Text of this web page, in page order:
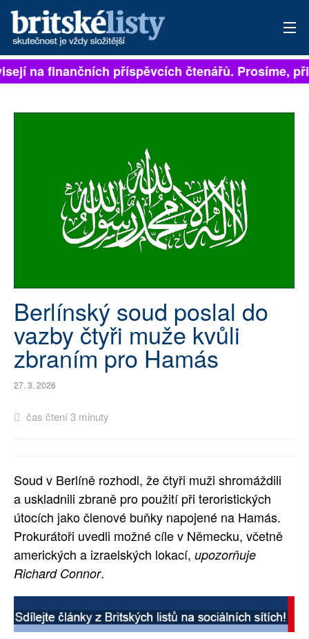
PŘIHLÁSIT
NEJČTENĚJŠÍ ZA 7 DNÍ
SOCIÁLNÍ SÍTĚ
RUBRIKY
PLNÁ VERZE STRÁNEK
na finančních příspěvcích čtenářů. Prosíme,
Berlínský soud poslal do
vazby čtyři muže kvůli
zbraním pro Hamás
27. 3. 2026
čas čtení 3 minuty
Soud v Berlíně rozhodl, že čtyři muži shromáždili
a uskladnili zbraně pro použití při teroristických
útocích jako členové buňky napojené na Hamás.
Prokurátoři uvedli možné cíle v Německu, včetně
amerických a izraelských lokací, upozorňuje
Richard Connor.